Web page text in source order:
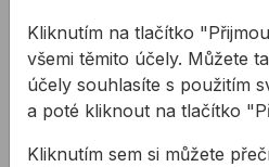
Parotěsná, vodotěsná a
vzduchotěsná EPDM-
butyl
těsnicí fólie k utěsnění
připojovací spáry
od66,03 Kč
66,03Kč s DPH
Kliknutím na tlačítko
všemi těmito účely. Můžete
účely souhlasíte s použitím
a poté kliknout na tlačítko
Kliknutím sem si můžete